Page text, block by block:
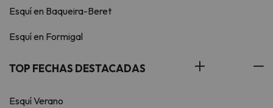
Esquí en Baqueira-Beret
Esquí en Formigal
TOP FECHAS DESTACADAS
Esquí Verano